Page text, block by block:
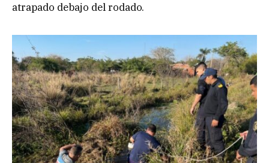
atrapado debajo del rodado.